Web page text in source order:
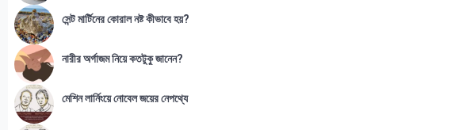
সেন্ট মার্টিনের কোরাল নষ্ট কীভাবে হয়?
নারীর অর্গাজম নিয়ে কতটুকু জানেন?
মেশিন লার্নিংয়ে নোবেল জয়ের নেপথ্যে